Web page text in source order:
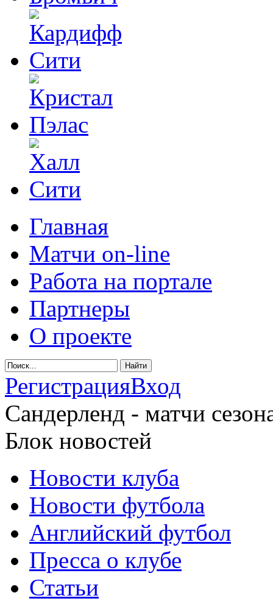
Главная
Матчи on-line
Работа на портале
Партнеры
О проекте
РегистрацияВход
Сандерленд - матчи
Блок новостей
Новости клуба
Новости футбола
Английский футбол
Пресса о клубе
Статьи